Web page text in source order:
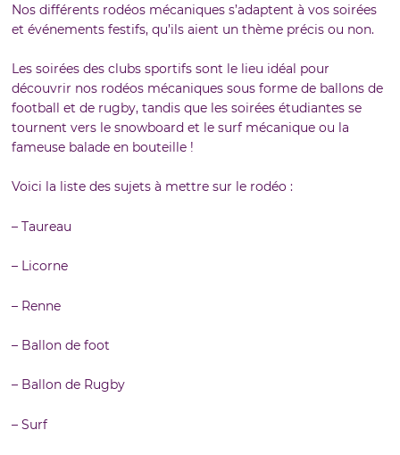
Nos différents rodéos mécaniques s’adaptent à vos soirées
et événements festifs, qu’ils aient un thème précis ou non.
Les soirées des clubs sportifs sont le lieu idéal pour
découvrir nos rodéos mécaniques sous forme de ballons de
football et de rugby, tandis que les soirées étudiantes se
tournent vers le snowboard et le surf mécanique ou la
fameuse balade en bouteille !
Voici la liste des sujets à mettre sur le rodéo :
– Taureau
– Licorne
– Renne
– Ballon de foot
– Ballon de Rugby
– Surf